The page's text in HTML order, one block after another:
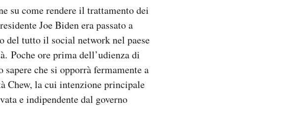
su come rendere il trattamento dei
Joe Biden era passato a
del tutto il social network nel paese
Poche ore prima dell’udienza di
che si opporrà fermamente a
Chew, la cui intenzione principale
e indipendente dal governo